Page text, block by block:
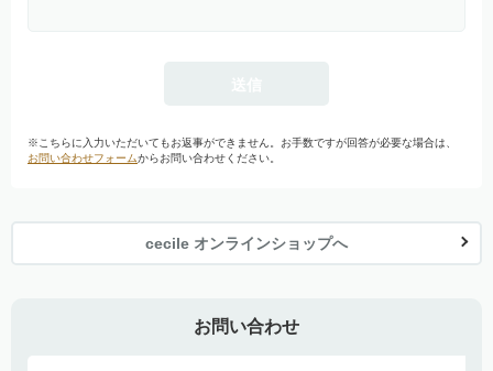
※こちらに入力いただいてもお返事ができません。お手数ですが回答が必要な場合は、
お問い合わせフォームからお問い合わせください。
cecile オンラインショップへ
お問い合わせ